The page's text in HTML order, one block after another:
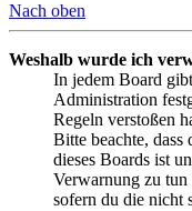
Nach oben
Weshalb wurde ich
In jedem Board
Administration
Regeln verstoßen
Bitte beachte,
dieses Boards ist
Verwarnung zu
sofern du die nicht